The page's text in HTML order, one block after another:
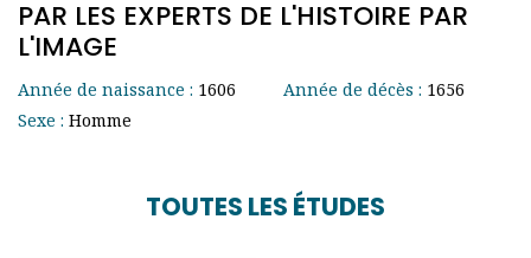
PAR LES EXPERTS DE L'HISTOIRE PAR
L'IMAGE
Année de naissance : 1606
Sexe : Homme
Année de décès : 1656
TOUTES LES ÉTUDES